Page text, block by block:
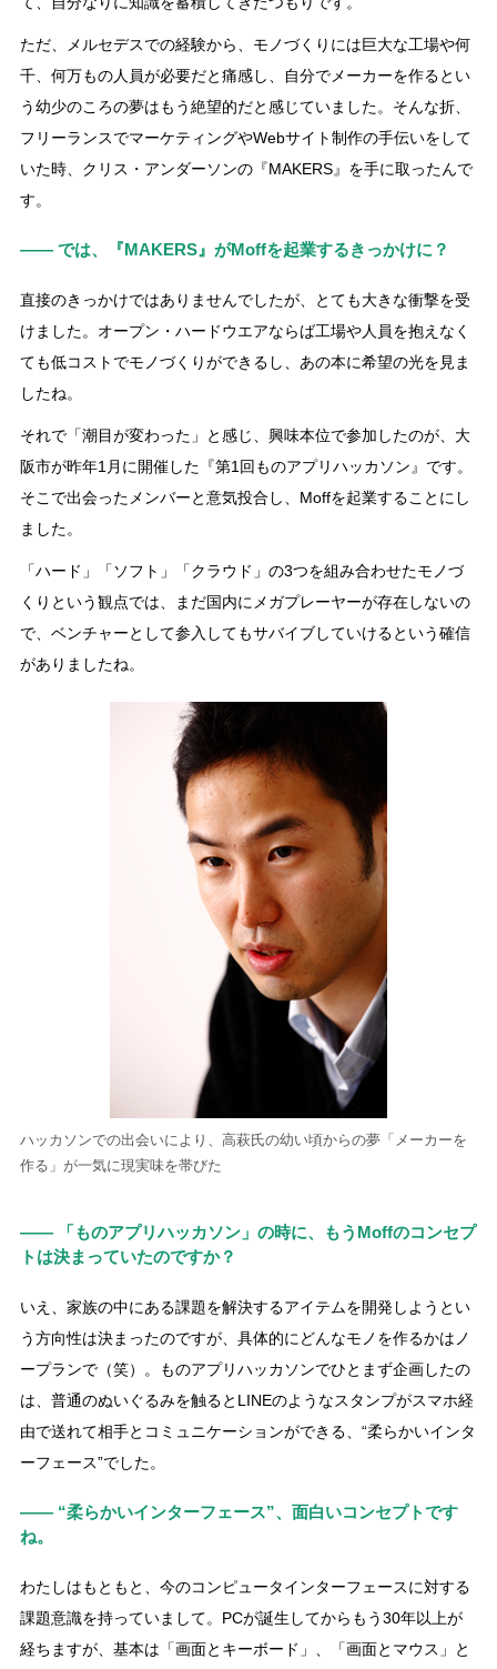
ただ、メルセデスでの経験から、モノづくりには巨大な工場や何
千、何万もの人員が必要だと痛感し、自分でメーカーを作るとい
う幼少のころの夢はもう絶望的だと感じていました。そんな折、
フリーランスでマーケティングやWebサイト制作の手伝いをして
いた時、クリス・アンダーソンの『MAKERS』を手に取ったんで
す。
―― では、『MAKERS』がMoffを起業するきっかけに？
直接のきっかけではありませんでしたが、とても大きな衝撃を受
けました。オープン・ハードウエアならば工場や人員を抱えなく
ても低コストでモノづくりができるし、あの本に希望の光を見ま
したね。
それで「潮目が変わった」と感じ、興味本位で参加したのが、大
阪市が昨年1月に開催した『第1回ものアプリハッカソン』です。
そこで出会ったメンバーと意気投合し、Moffを起業することにし
ました。
「ハード」「ソフト」「クラウド」の3つを組み合わせたモノづ
くりという観点では、まだ国内にメガプレーヤーが存在しないの
で、ベンチャーとして参入してもサバイブしていけるという確信
がありましたね。
ハッカソンでの出会いにより、高萩氏の幼い頃からの夢「メーカーを
作る」が一気に現実味を帯びた
―― 「ものアプリハッカソン」の時に、もうMoffのコンセプ
トは決まっていたのですか？
いえ、家族の中にある課題を解決するアイテムを開発しようとい
う方向性は決まったのですが、具体的にどんなモノを作るかはノ
ープランで（笑）。ものアプリハッカソンでひとまず企画したの
は、普通のぬいぐるみを触るとLINEのようなスタンプがスマホ経
由で送れて相手とコミュニケーションができる、“柔らかいインタ
ーフェース”でした。
―― “柔らかいインターフェース”、面白いコンセプトです
ね。
わたしはもともと、今のコンピュータインターフェースに対する
課題意識を持っていまして。PCが誕生してからもう30年以上が
経ちますが、基本は「画面とキーボード」、「画面とマウス」と